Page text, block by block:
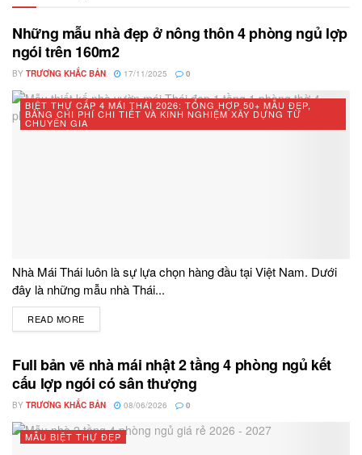
Những mẫu nhà đẹp ở nông thôn 4 phòng ngủ lợp
ngói trên 160m2
BY TRƯƠNG KHẮC BẢN 17/11/2025 0
BIỆT THỰ CẤP 4 MÁI THÁI 2026: TỔNG HỢP 50+ MẪU ĐẸP,
BẢNG CHI PHÍ CHI TIẾT VÀ KINH NGHIỆM XÂY DỰNG TỪ
CHUYÊN GIA
Nhà Mái Thái luôn là sự lựa chọn hàng đầu tại Việt Nam. Dưới
đây là những mẫu nhà Thái...
READ MORE
Full bản vẽ nhà mái nhật 2 tầng 4 phòng ngủ kết
cấu lợp ngói có sân thượng
BY TRƯƠNG KHẮC BẢN 08/06/2026 0
MẪU BIỆT THỰ ĐẸP